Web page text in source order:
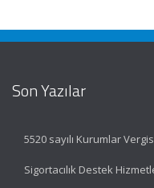
Son Yazılar
5520 sayılı Kurumlar
Sigortacılık Destek